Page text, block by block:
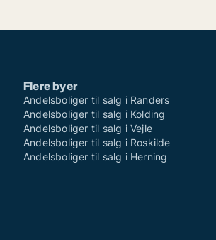
Flere byer
Andelsboliger til salg i Randers
Andelsboliger til salg i Kolding
Andelsboliger til salg i Vejle
Andelsboliger til salg i Roskilde
Andelsboliger til salg i Herning